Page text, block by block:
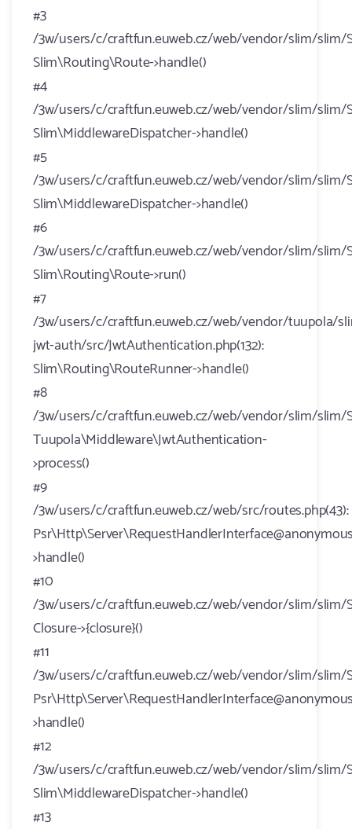
#3
/3w/users/c/craftfun.euweb.cz/web/vendor/slim/slim/
Slim\Routing\Route->handle()
#4
/3w/users/c/craftfun.euweb.cz/web/vendor/slim/slim/
Slim\MiddlewareDispatcher->handle()
#5
/3w/users/c/craftfun.euweb.cz/web/vendor/slim/slim/
Slim\MiddlewareDispatcher->handle()
#6
/3w/users/c/craftfun.euweb.cz/web/vendor/slim/slim/
Slim\Routing\Route->run()
#7
/3w/users/c/craftfun.euweb.cz/web/vendor/tuupola/
jwt-auth/src/JwtAuthentication.php(132):
Slim\Routing\RouteRunner->handle()
#8
/3w/users/c/craftfun.euweb.cz/web/vendor/slim/slim/
Tuupola\Middleware\JwtAuthentication-
>process()
#9
/3w/users/c/craftfun.euweb.cz/web/src/routes.php(43):
>handle()
#10
/3w/users/c/craftfun.euweb.cz/web/vendor/slim/slim/
Closure->{closure}()
#11
/3w/users/c/craftfun.euweb.cz/web/vendor/slim/slim/
>handle()
#12
/3w/users/c/craftfun.euweb.cz/web/vendor/slim/slim/
Slim\MiddlewareDispatcher->handle()
#13